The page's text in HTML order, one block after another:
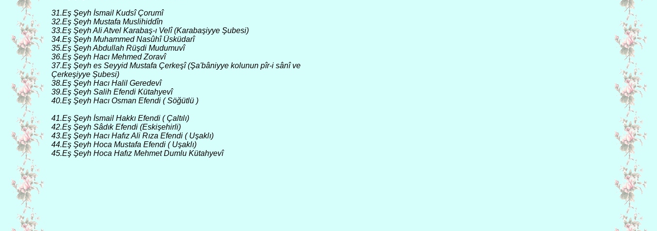
31.Eş Şeyh İsmail Kudsî Çorumî
32.Eş Şeyh Mustafa Muslihiddîn
33.Eş Şeyh Ali Atvel Karabaş-ı Velî (Karabaşiyye Şubesi)
34.Eş Şeyh Muhammed Nasûhî Üsküdarî
35.Eş Şeyh Abdullah Rüşdi Mudumuvî
36.Eş Şeyh Hacı Mehmed Zoravî
37.Eş Şeyh es Seyyid Mustafa Çerkeşî (Şa'bâniyye kolunun pîr-i sânî ve
Çerkeşiyye Şubesi)
38.Eş Şeyh Hacı Halil Geredevî
39.Eş Şeyh Salih Efendi Kütahyevî
40.Eş Şeyh Hacı Osman Efendi ( Söğütlü )
41.Eş Şeyh İsmail Hakkı Efendi ( Çaltılı)
42.Eş Şeyh Sâdık Efendi (Eskişehirli)
43.Eş Şeyh Hacı Hafız Ali Rıza Efendi ( Uşaklı)
44.Eş Şeyh Hoca Mustafa Efendi ( Uşaklı)
45.Eş Şeyh Hoca Hafız Mehmet Dumlu Kütahyevî